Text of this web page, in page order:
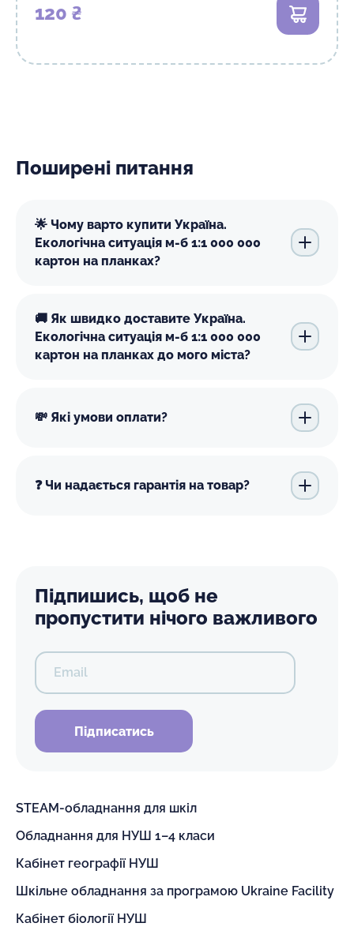
120 ₴ В кошик
Поширені питання
🌟 Чому варто купити Україна.
Екологічна ситуація м-б 1:1 000 000
картон на планках?
🚚 Як швидко доставите Україна.
Екологічна ситуація м-б 1:1 000 000
картон на планках до мого міста?
💸 Які умови оплати?
❓ Чи надається гарантія на товар?
Підпишись, щоб не
пропустити нічого важливого
Email
Підписатись
STEAM-обладнання для шкіл
Обладнання для НУШ 1–4 класи
Кабінет географії НУШ
Шкільне обладнання за програмою Ukraine Facility
Кабінет біології НУШ